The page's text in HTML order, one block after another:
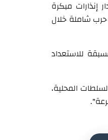
إنذارات مبكرة
حرب شاملة خلال
للاستعداد
المحلية،